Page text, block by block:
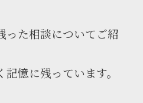
った相談についてご紹
憶に残っています。